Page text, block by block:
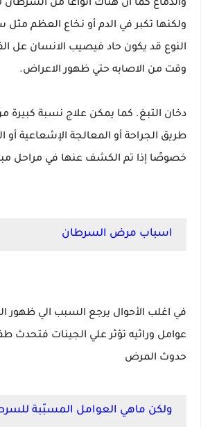
والدماغ كما أن هناك أنواعاً من
ولكنها تكبر في الدم أو نخاع العظم مثل
النوع قد يكون حاد فيصيب الانسان عل
وقت من الاصابه حتي ظهور الاعراض.
دخان التبغ. كما يمكن علاج نسبة كبيرة
طريق الجراحة أو المعالجة الإشعاعية أو
خصوصًا إذا تم الكشف عنها في مراحل
اسباب مرض السرطان
في اغلب الأحوال يرجع السبب الي ظهور
عوامل وراثيه تؤثر علي الجينات فتحدث
حدوث المرض
ولكن ماهي العوامل المسبّبة